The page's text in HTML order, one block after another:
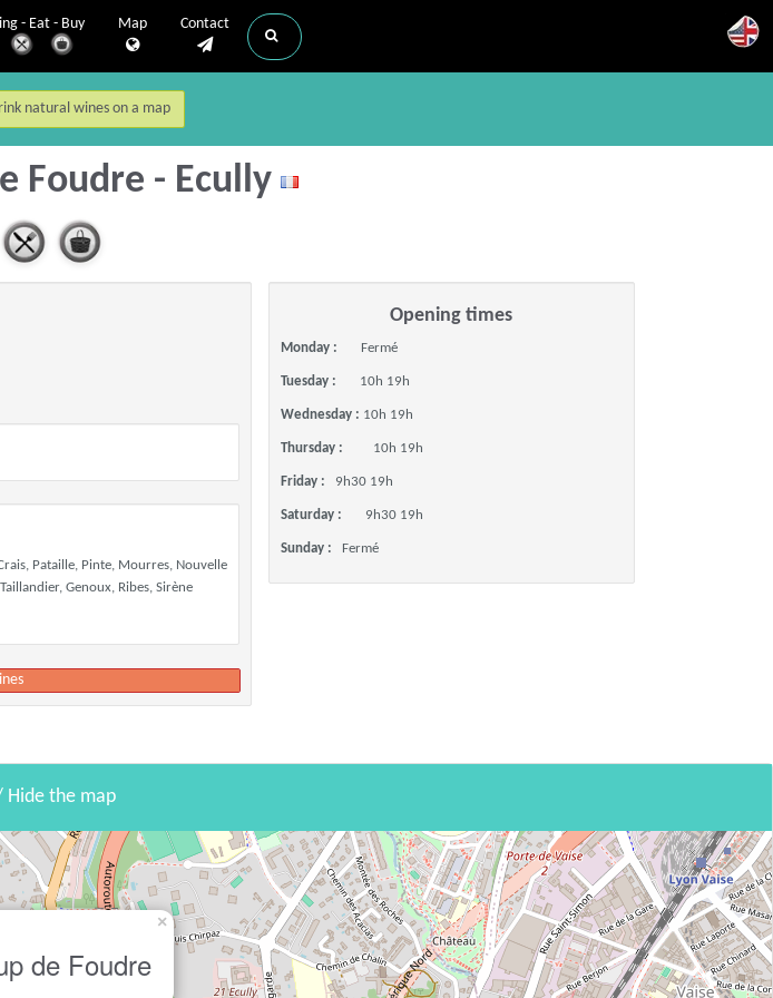
- Eat - Buy Map Contact
natural wines on a map
Foudre - Ecully
Pataille, Pinte, Mourres, Nouvelle
Genoux, Ribes, Sirène
Opening times
Monday : Fermé
Tuesday : 10h 19h
Wednesday : 10h 19h
Thursday : 10h 19h
Friday : 9h30 19h
Saturday : 9h30 19h
Sunday : Fermé
Hide the map
de Foudre
×